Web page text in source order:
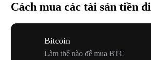
Cách mua các tài sản tiền
Bitcoin
Làm thế nào để mua BTC